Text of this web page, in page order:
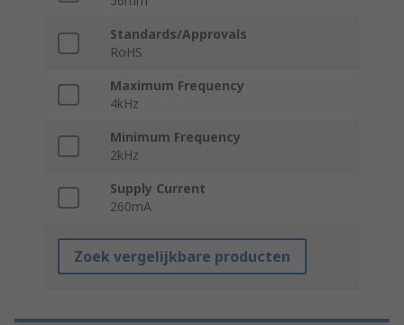
Standards/Approvals
RoHS
Maximum Frequency
4kHz
Minimum Frequency
2kHz
Supply Current
260mA
Zoek vergelijkbare producten